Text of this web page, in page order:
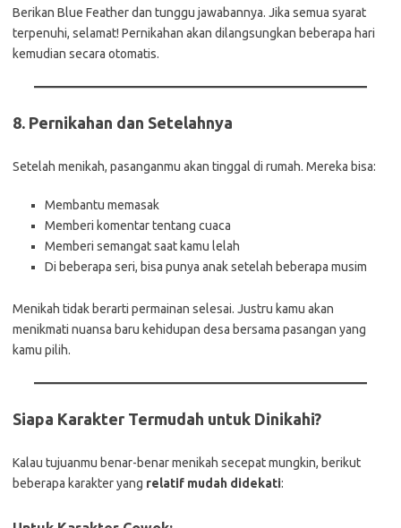
Berikan Blue Feather dan tunggu jawabannya. Jika semua syarat
terpenuhi, selamat! Pernikahan akan dilangsungkan beberapa hari
kemudian secara otomatis.
8. Pernikahan dan Setelahnya
Setelah menikah, pasanganmu akan tinggal di rumah. Mereka bisa:
Membantu memasak
Memberi komentar tentang cuaca
Memberi semangat saat kamu lelah
Di beberapa seri, bisa punya anak setelah beberapa musim
Menikah tidak berarti permainan selesai. Justru kamu akan
menikmati nuansa baru kehidupan desa bersama pasangan yang
kamu pilih.
Siapa Karakter Termudah untuk Dinikahi?
Kalau tujuanmu benar-benar menikah secepat mungkin, berikut
beberapa karakter yang relatif mudah didekati: